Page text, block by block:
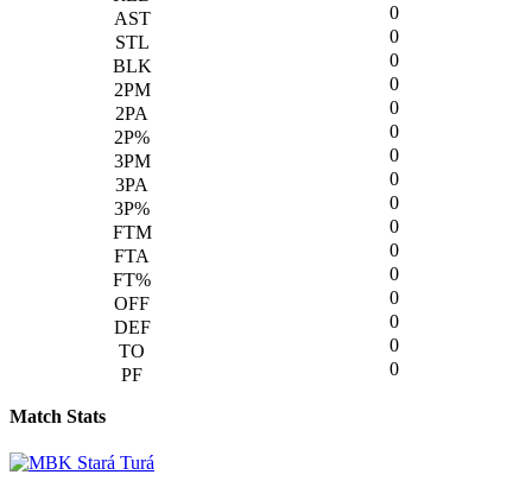
0
0
0
0
0
0
0
0
0
0
0
0
0
0
0
0
Match Stats